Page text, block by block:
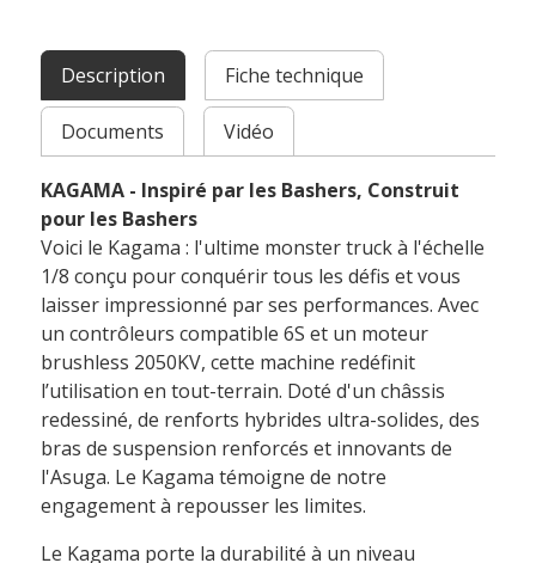
Description Fiche technique
Documents Vidéo
KAGAMA - Inspiré par les Bashers, Construit
pour les Bashers
Voici le Kagama : l'ultime monster truck à l'échelle
1/8 conçu pour conquérir tous les défis et vous
laisser impressionné par ses performances. Avec
un contrôleurs compatible 6S et un moteur
brushless 2050KV, cette machine redéfinit
l’utilisation en tout-terrain. Doté d'un châssis
redessiné, de renforts hybrides ultra-solides, des
bras de suspension renforcés et innovants de
l'Asuga. Le Kagama témoigne de notre
engagement à repousser les limites.
Le Kagama porte la durabilité à un niveau